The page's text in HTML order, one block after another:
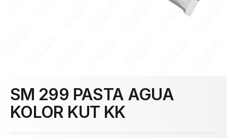
SM 299 PASTA AGUA
KOLOR KUT KK